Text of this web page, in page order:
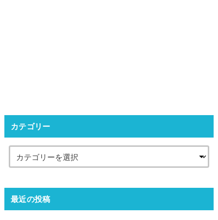
カテゴリー
最近の投稿